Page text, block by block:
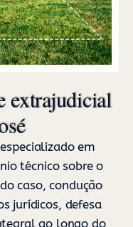
extrajudicial
em
técnico sobre o
caso, condução
jurídicos, defesa
ao longo do